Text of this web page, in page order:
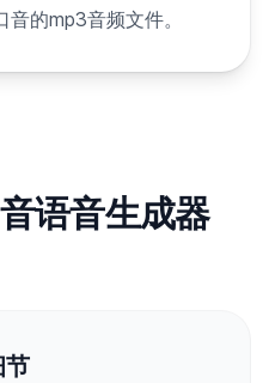
的mp3音频文件。
语音生成器
节